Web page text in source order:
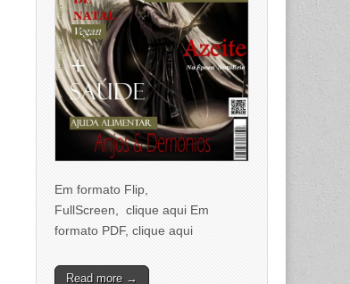
Em formato Flip,
FullScreen, clique aqui Em
formato PDF, clique aqui
Read more →